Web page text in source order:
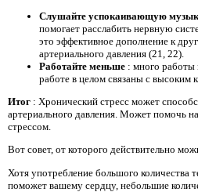
Слушайте успокаивающую
помогает расслабить нервную
это эффективное дополнение к
артериального давления (21, 22).
Работайте меньше : много работы
работе в целом связаны с высоким
Итог : Хронический стресс может
артериального давления. Может помочь
стрессом.
Вот совет, от которого действительно
Хотя употребление большого количества
поможет вашему сердцу, небольшие